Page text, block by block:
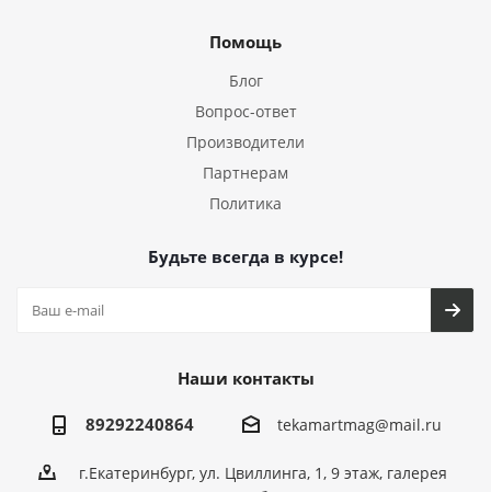
Помощь
Блог
Вопрос-ответ
Производители
Партнерам
Политика
Будьте всегда в курсе!
Наши контакты
89292240864 tekamartmag@mail.ru
г.Екатеринбург, ул. Цвиллинга, 1, 9 этаж, галерея